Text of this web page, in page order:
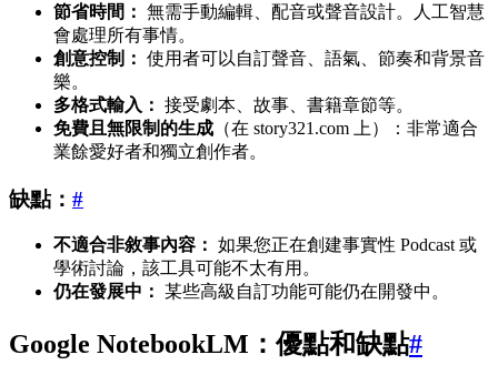
節省時間： 無需手動編輯、配音或聲音設計。人工智慧
會處理所有事情。
創意控制： 使用者可以自訂聲音、語氣、節奏和背景音
樂。
多格式輸入： 接受劇本、故事、書籍章節等。
免費且無限制的生成 （在 story321.com 上）：非常適合
業餘愛好者和獨立創作者。
缺點： #
不適合非敘事內容： 如果您正在創建事實性 Podcast 或
學術討論，該工具可能不太有用。
仍在發展中： 某些高級自訂功能可能仍在開發中。
Google NotebookLM：優點和缺點#